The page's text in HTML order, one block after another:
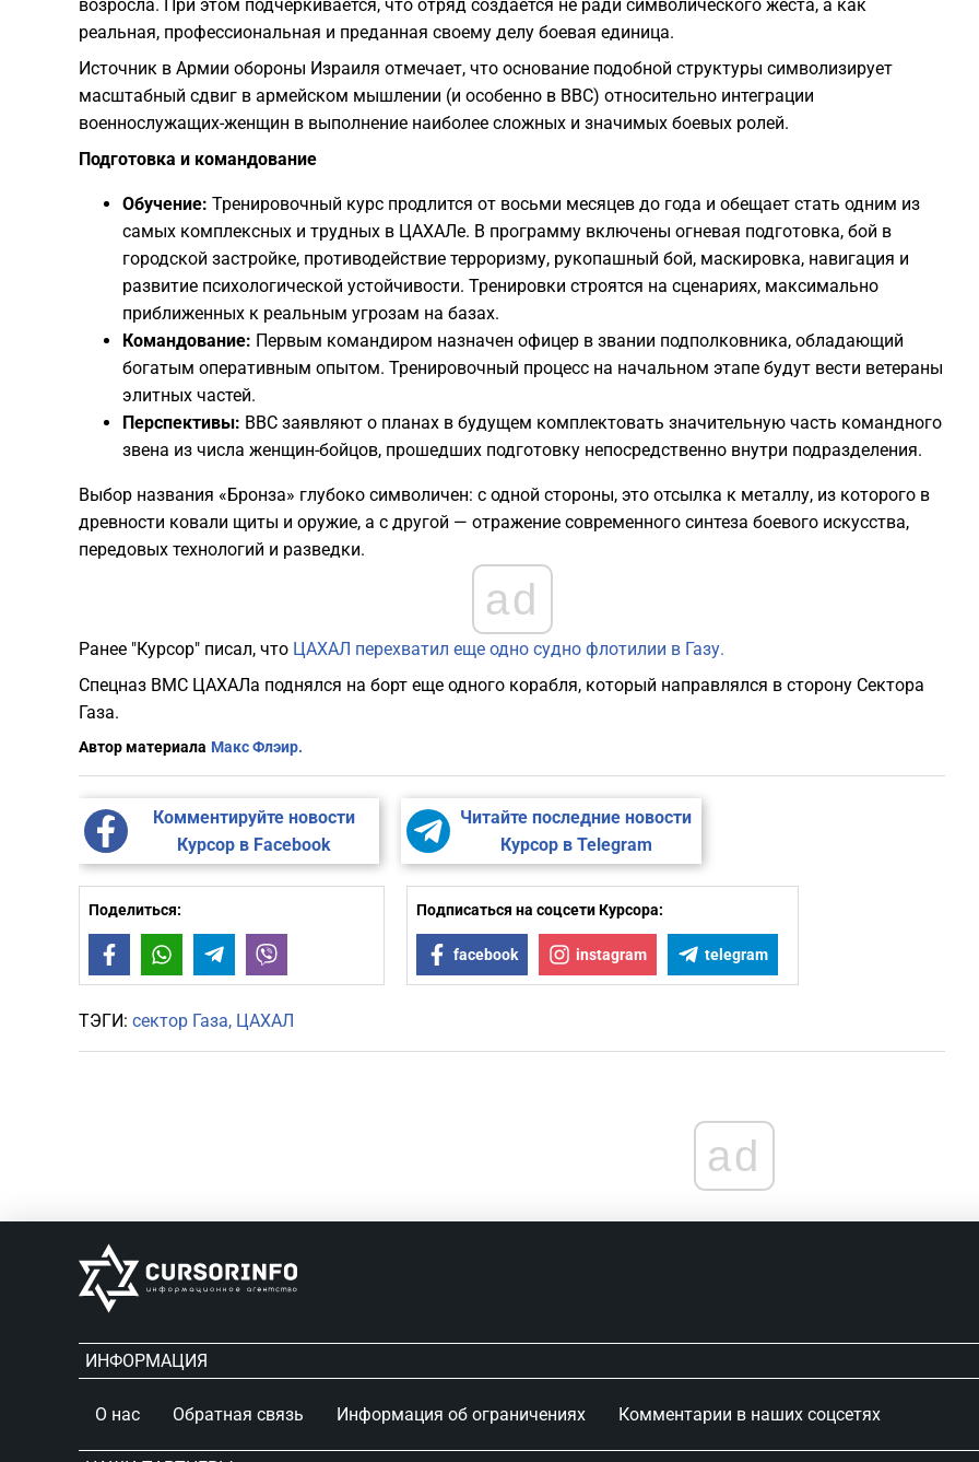
возросла. При этом подчеркивается, что отряд создается не ради символического жеста, а как
реальная, профессиональная и преданная своему делу боевая единица.
​Источник в Армии обороны Израиля отмечает, что основание подобной структуры символизирует
масштабный сдвиг в армейском мышлении (и особенно в ВВС) относительно интеграции
военнослужащих-женщин в выполнение наиболее сложных и значимых боевых ролей.
Подготовка и командование
Обучение: Тренировочный курс продлится от восьми месяцев до года и обещает стать одним из
самых комплексных и трудных в ЦАХАЛе. В программу включены огневая подготовка, бой в
городской застройке, противодействие терроризму, рукопашный бой, маскировка, навигация и
развитие психологической устойчивости. Тренировки строятся на сценариях, максимально
приближенных к реальным угрозам на базах.
Командование: Первым командиром назначен офицер в звании подполковника, обладающий
богатым оперативным опытом. Тренировочный процесс на начальном этапе будут вести ветераны
элитных частей.
Перспективы: ВВС заявляют о планах в будущем комплектовать значительную часть командного
звена из числа женщин-бойцов, прошедших подготовку непосредственно внутри подразделения.
​Выбор названия «Бронза» глубоко символичен: с одной стороны, это отсылка к металлу, из которого в
древности ковали щиты и оружие, а с другой — отражение современного синтеза боевого искусства,
передовых технологий и разведки.
ad
Ранее "Курсор" писал, что ЦАХАЛ перехватил еще одно судно флотилии в Газу.
Спецназ ВМС ЦАХАЛа поднялся на борт еще одного корабля, который направлялся в сторону Сектора
Газа.
Автор материала Макс Флэир.
Комментируйте новости
Курсор в Facebook
Читайте последние новости
Курсор в Telegram
Поделиться:
FacebookWhatsAppTelegram
Подписаться на соцсети Курсора:
facebook instagram telegram
ТЭГИ: сектор Газа ЦАХАЛ
ad
ИНФОРМАЦИЯ
О нас Обратная связь Информация об ограничениях Комментарии в наших соцсетях